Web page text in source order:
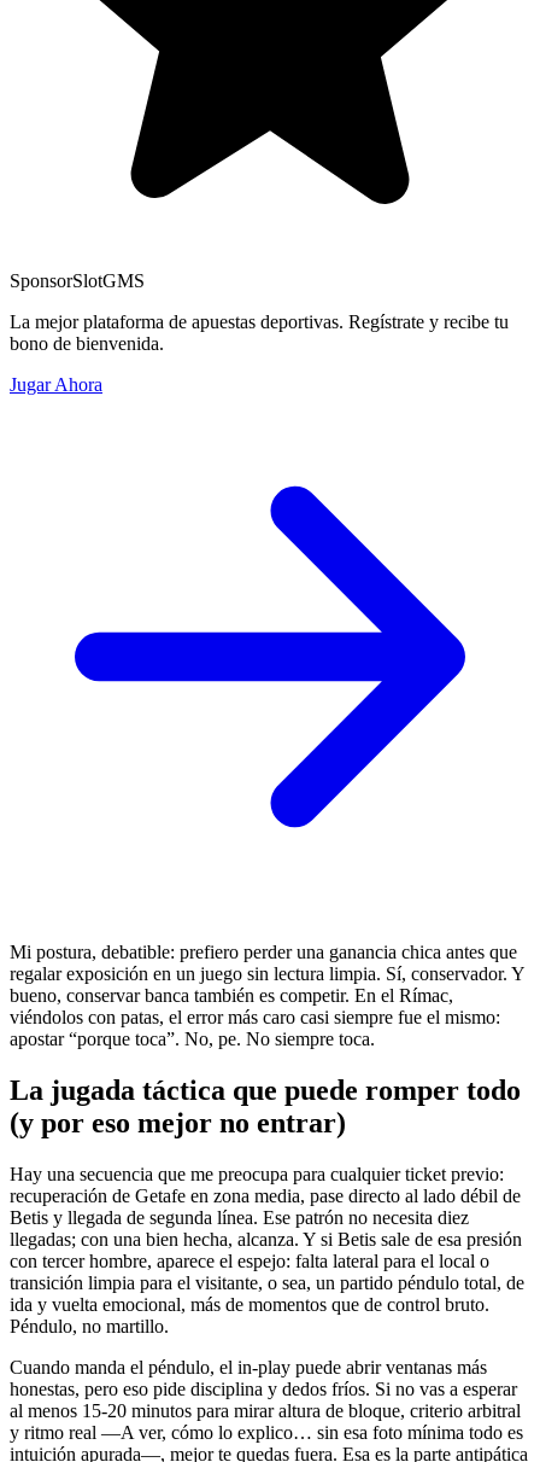
SponsorSlotGMS
La mejor plataforma de apuestas deportivas. Regístrate y recibe tu
bono de bienvenida.
Jugar Ahora
Mi postura, debatible: prefiero perder una ganancia chica antes que
regalar exposición en un juego sin lectura limpia. Sí, conservador. Y
bueno, conservar banca también es competir. En el Rímac,
viéndolos con patas, el error más caro casi siempre fue el mismo:
apostar “porque toca”. No, pe. No siempre toca.
La jugada táctica que puede romper todo
(y por eso mejor no entrar)
Hay una secuencia que me preocupa para cualquier ticket previo:
recuperación de Getafe en zona media, pase directo al lado débil de
Betis y llegada de segunda línea. Ese patrón no necesita diez
llegadas; con una bien hecha, alcanza. Y si Betis sale de esa presión
con tercer hombre, aparece el espejo: falta lateral para el local o
transición limpia para el visitante, o sea, un partido péndulo total, de
ida y vuelta emocional, más de momentos que de control bruto.
Péndulo, no martillo.
Cuando manda el péndulo, el in-play puede abrir ventanas más
honestas, pero eso pide disciplina y dedos fríos. Si no vas a esperar
al menos 15-20 minutos para mirar altura de bloque, criterio arbitral
y ritmo real —A ver, cómo lo explico… sin esa foto mínima todo es
intuición apurada—, mejor te quedas fuera. Esa es la parte antipática